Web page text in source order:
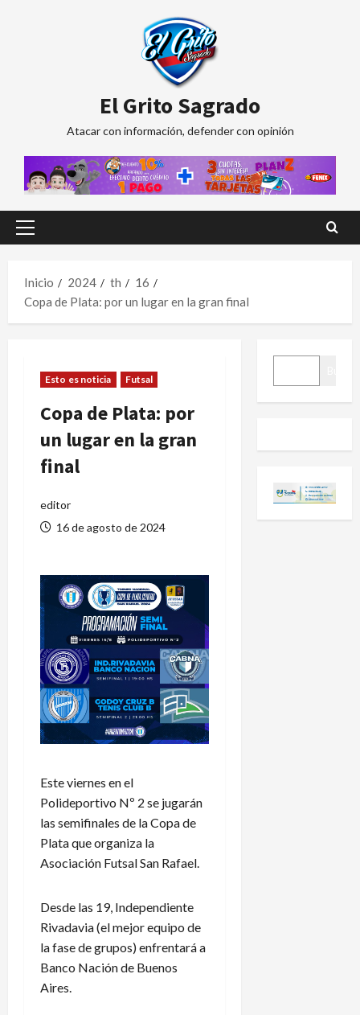
El Grito Sagrado
Atacar con información, defender con opinión
Menú
Inicio
2024 th
16
Copa de Plata: por un lugar en la gran final
Esto es noticia Futsal
Copa de Plata: por
un lugar en la gran
final
editor
16 de agosto de 2024
Este viernes en el
Polideportivo Nº 2 se jugarán
las semifinales de la Copa de
Plata que organiza la
Asociación Futsal San Rafael.
Desde las 19, Independiente
Rivadavia (el mejor equipo de
la fase de grupos) enfrentará a
Banco Nación de Buenos
Aires.